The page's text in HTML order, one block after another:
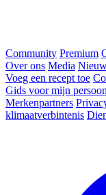
Community Premium
Over ons Media
Voeg een recept toe
Gids voor mijn
Merkenpartners
klimaatverbintenis